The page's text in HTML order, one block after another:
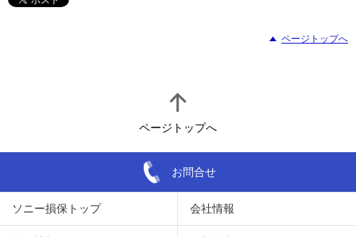
ページトップへ
ページトップへ
お問合せ
ソニー損保トップ 会社情報